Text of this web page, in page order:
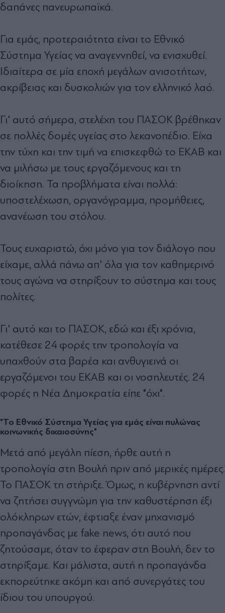
δαπάνες πανευρωπαϊκά.
Για εμάς, προτεραιότητα είναι το Εθνικό
Σύστημα Υγείας να αναγεννηθεί, να ενισχυθεί.
Ιδιαίτερα σε μία εποχή μεγάλων ανισοτήτων,
ακρίβειας και δυσκολιών για τον ελληνικό λαό.
Γι' αυτό σήμερα, στελέχη του ΠΑΣΟΚ βρέθηκαν
σε πολλές δομές υγείας στο λεκανοπέδιο. Είχα
την τύχη και την τιμή να επισκεφθώ το ΕΚΑΒ και
να μιλήσω με τους εργαζόμενους και τη
διοίκηση. Τα προβλήματα είναι πολλά:
υποστελέχωση, οργανόγραμμα, προμήθειες,
ανανέωση του στόλου.
Τους ευχαριστώ, όχι μόνο για τον διάλογο που
είχαμε, αλλά πάνω απ' όλα για τον καθημερινό
τους αγώνα να στηρίξουν το σύστημα και τους
πολίτες.
Γι' αυτό και το ΠΑΣΟΚ, εδώ και έξι χρόνια,
κατέθεσε 24 φορές την τροπολογία να
υπαχθούν στα βαρέα και ανθυγιεινά οι
εργαζόμενοι του ΕΚΑΒ και οι νοσηλευτές. 24
φορές η Νέα Δημοκρατία είπε "όχι".
"Το Εθνικό Σύστημα Υγείας για εμάς είναι πυλώνας
κοινωνικής δικαιοσύνης"
Μετά από μεγάλη πίεση, ήρθε αυτή η
τροπολογία στη Βουλή πριν από μερικές ημέρες.
Το ΠΑΣΟΚ τη στήριξε. Όμως, η κυβέρνηση αντί
να ζητήσει συγγνώμη για την καθυστέρηση έξι
ολόκληρων ετών, έφτιαξε έναν μηχανισμό
προπαγάνδας με fake news, ότι αυτό που
ζητούσαμε, όταν το έφεραν στη Βουλή, δεν το
στηρίξαμε. Και μάλιστα, αυτή η προπαγάνδα
εκπορεύτηκε ακόμη και από συνεργάτες του
ίδιου του υπουργού.